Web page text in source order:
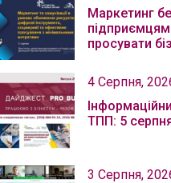
Маркетинг
просувати
4 Серпня,
ТПП: 5
3 Серпня,